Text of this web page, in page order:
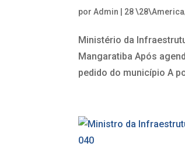
porAdmin 28
Ministério da
Mangaratiba Após
pedido do município A